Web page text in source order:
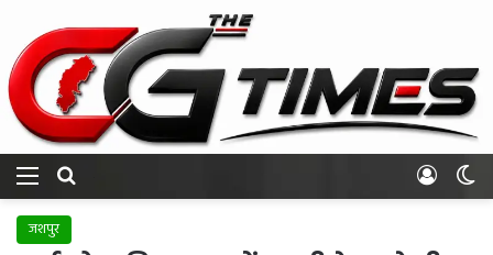
Menu Log In
जशपुर